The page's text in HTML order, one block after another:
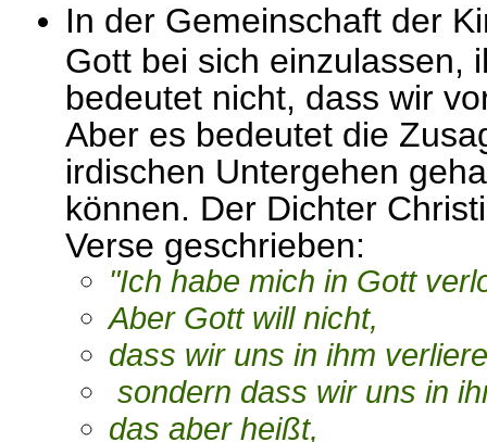
In der Gemeinschaft der
Gott bei sich einzulassen,
bedeutet nicht, dass wir
Aber es bedeutet die
irdischen Untergehen
können. Der Dichter
Verse geschrieben:
"Ich habe mich in Gott
Aber Gott will nicht,
dass wir uns in ihm
sondern dass wir uns in
das aber heißt,